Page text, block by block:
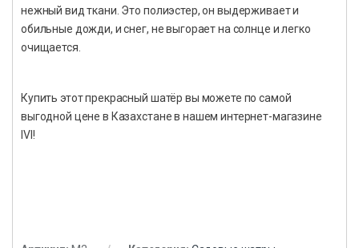
нежный вид ткани. Это полиэстер, он выдерживает и
обильные дожди, и снег, не выгорает на солнце и легко
очищается.
Купить этот прекрасный шатёр вы можете по самой
выгодной цене в Казахстане в нашем интернет-магазине
IVI!